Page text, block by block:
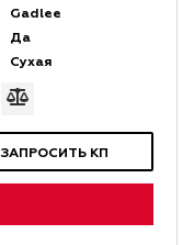
Gadlee
Да
Сухая
ЗАПРОСИТЬ КП